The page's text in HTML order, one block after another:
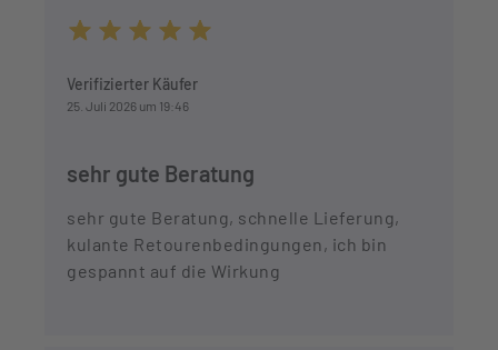
Verifizierter Käufer
25. Juli 2026 um 19:46
sehr gute Beratung
sehr gute Beratung, schnelle Lieferung,
kulante Retourenbedingungen, ich bin
gespannt auf die Wirkung